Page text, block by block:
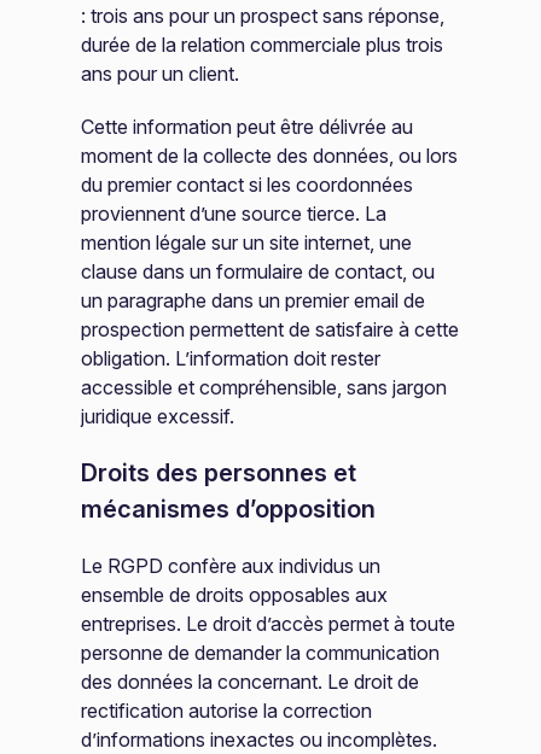
: trois ans pour un prospect sans réponse,
durée de la relation commerciale plus trois
ans pour un client.
Cette information peut être délivrée au
moment de la collecte des données, ou lors
du premier contact si les coordonnées
proviennent d’une source tierce. La
mention légale sur un site internet, une
clause dans un formulaire de contact, ou
un paragraphe dans un premier email de
prospection permettent de satisfaire à cette
obligation. L’information doit rester
accessible et compréhensible, sans jargon
juridique excessif.
Droits des personnes et
mécanismes d’opposition
Le RGPD confère aux individus un
ensemble de droits opposables aux
entreprises. Le droit d’accès permet à toute
personne de demander la communication
des données la concernant. Le droit de
rectification autorise la correction
d’informations inexactes ou incomplètes.